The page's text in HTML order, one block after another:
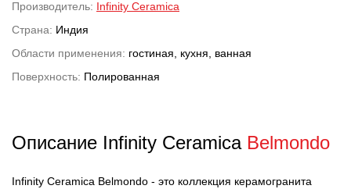
Производитель: Infinity Ceramica
Страна: Индия
Области применения: гостиная, кухня, ванная
Поверхность: Полированная
Описание Infinity Ceramica Belmondo
Infinity Ceramica Belmondo - это коллекция керамогранита